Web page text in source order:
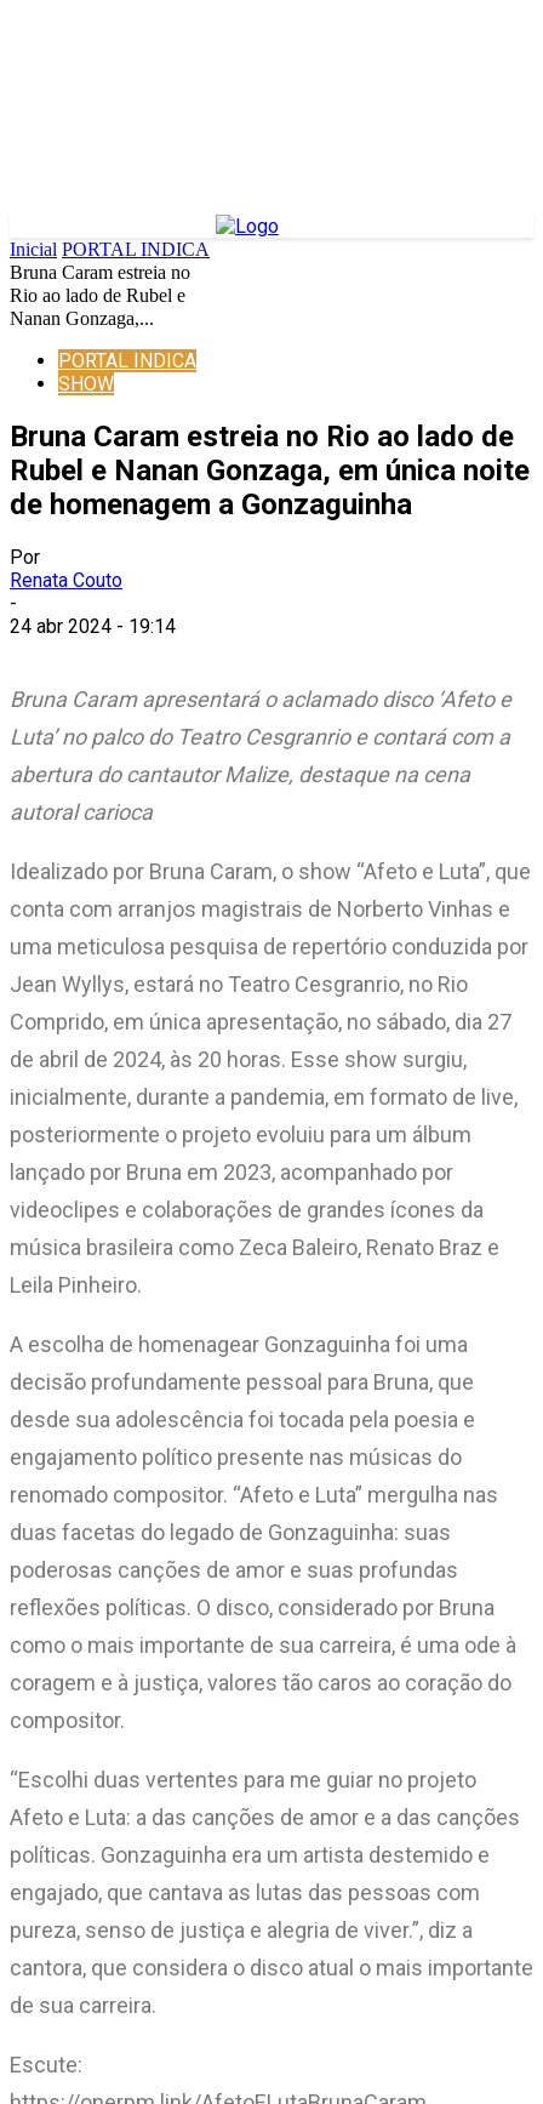
Inicial PORTAL INDICA
Bruna Caram estreia no
Rio ao lado de Rubel e
Nanan Gonzaga,...
PORTAL INDICA
SHOW
Bruna Caram estreia no Rio ao lado de
Rubel e Nanan Gonzaga, em única noite
de homenagem a Gonzaguinha
Por
Renata Couto
-
24 abr 2024 - 19:14
Bruna Caram apresentará o aclamado disco ‘Afeto e
Luta’ no palco do Teatro Cesgranrio e contará com a
abertura do cantautor Malize, destaque na cena
autoral carioca
Idealizado por Bruna Caram, o show “Afeto e Luta”, que
conta com arranjos magistrais de Norberto Vinhas e
uma meticulosa pesquisa de repertório conduzida por
Jean Wyllys, estará no Teatro Cesgranrio, no Rio
Comprido, em única apresentação, no sábado, dia 27
de abril de 2024, às 20 horas. Esse show surgiu,
inicialmente, durante a pandemia, em formato de live,
posteriormente o projeto evoluiu para um álbum
lançado por Bruna em 2023, acompanhado por
videoclipes e colaborações de grandes ícones da
música brasileira como Zeca Baleiro, Renato Braz e
Leila Pinheiro.
A escolha de homenagear Gonzaguinha foi uma
decisão profundamente pessoal para Bruna, que
desde sua adolescência foi tocada pela poesia e
engajamento político presente nas músicas do
renomado compositor. “Afeto e Luta” mergulha nas
duas facetas do legado de Gonzaguinha: suas
poderosas canções de amor e suas profundas
reflexões políticas. O disco, considerado por Bruna
como o mais importante de sua carreira, é uma ode à
coragem e à justiça, valores tão caros ao coração do
compositor.
“Escolhi duas vertentes para me guiar no projeto
Afeto e Luta: a das canções de amor e a das canções
políticas. Gonzaguinha era um artista destemido e
engajado, que cantava as lutas das pessoas com
pureza, senso de justiça e alegria de viver.”, diz a
cantora, que considera o disco atual o mais importante
de sua carreira.
Escute: